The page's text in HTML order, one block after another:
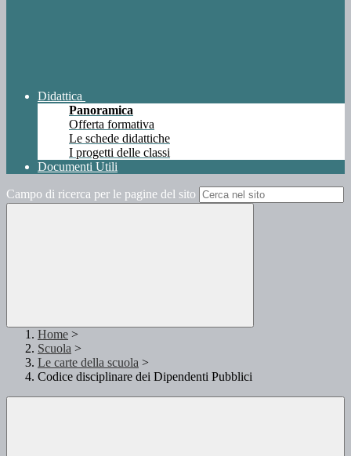
Didattica
Panoramica
Offerta formativa
Le schede didattiche
I progetti delle classi
Documenti Utili
Campo di ricerca per le pagine del sito
Home >
Scuola >
Le carte della scuola >
Codice disciplinare dei Dipendenti Pubblici